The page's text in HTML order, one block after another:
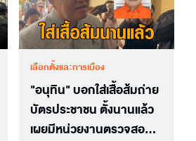
เลือกตั้งและการเมือง
"อนุทิน" บอกใส่เสื้อส้มถ่าย
บัตรประชาชน ตั้งนานแล้ว
เผยมีหน่วยงานตรวจสอบ